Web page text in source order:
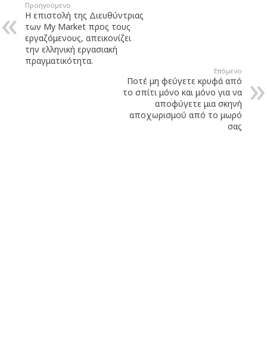
Προηγούμενο
Η επιστολή της Διευθύντριας
των My Market προς τους
εργαζόμενους, απεικονίζει
την ελληνική εργασιακή
πραγματικότητα.
Επόμενο
Ποτέ μη φεύγετε κρυφά από
το σπίτι μόνο και μόνο για να
αποφύγετε μια σκηνή
αποχωρισμού από το μωρό
σας